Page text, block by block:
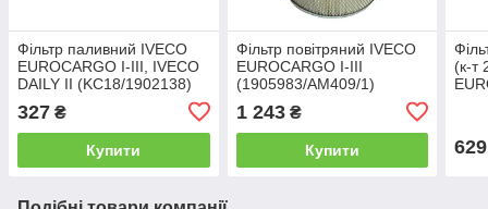
Фільтр паливний IVECO
EUROCARGO I-III, IVECO
DAILY II (KC18/1902138)
327 ₴
Купити
Фільтр повітряний IVECO
EUROCARGO I-III
(1905983/AM409/1)
1 243₴
Купити
(к-т
629